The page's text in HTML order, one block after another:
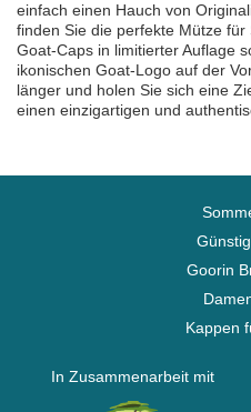
einfach einen Hauch von
finden Sie die perfekte Mütze
Goat-Caps in limitierter Auflage
ikonischen Goat-Logo auf der
länger und holen Sie sich eine
einen einzigartigen und
Goorin
Kappen
In Zusammenarbeit mit